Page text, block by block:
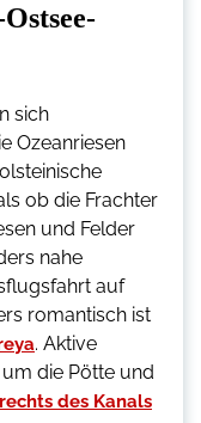
sich
Ozeanriesen
ob die Frachter
und Felder
nahe
auf
romantisch ist
. Aktive
die Pötte und
des Kanals